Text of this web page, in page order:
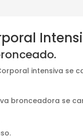
intensiva se
bronceadora se